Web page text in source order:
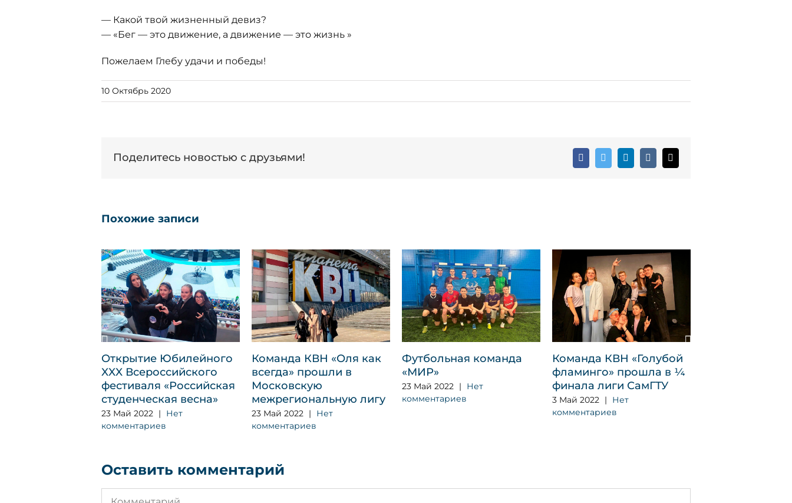
— Какой твой жизненный девиз?
— «Бег — это движение, а движение — это жизнь »
Пожелаем Глебу удачи и победы!
10 Октябрь 2020
Поделитесь новостью с друзьями! FacebookTwitterLinkedIn
Vk Email
Похожие записи
Открытие Юбилейного
XXX Всероссийского
фестиваля «Российская
студенческая весна»
23 Май 2022 |
Нет
комментариев
Команда КВН «Оля как
всегда» прошли в
Московскую
межрегиональную лигу
23 Май 2022 |
Нет
комментариев
Футбольная команда
«МИР»
23 Май 2022 |
Нет
комментариев
Команда КВН «Голубой
фламинго» прошла в ¼
финала лиги СамГТУ
3 Май 2022 |
Нет
комментариев
Оставить комментарий
Комментарий